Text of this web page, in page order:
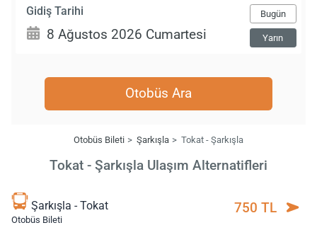
Gidiş Tarihi Bugün
Yarın
Otobüs Ara
Otobüs Bileti Şarkışla Tokat - Şarkışla
Tokat - Şarkışla Ulaşım Alternatifleri
Şarkışla - Tokat
Otobüs Bileti
750 TL